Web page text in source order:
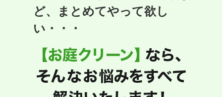
ど、まとめてやって欲し
い・・・